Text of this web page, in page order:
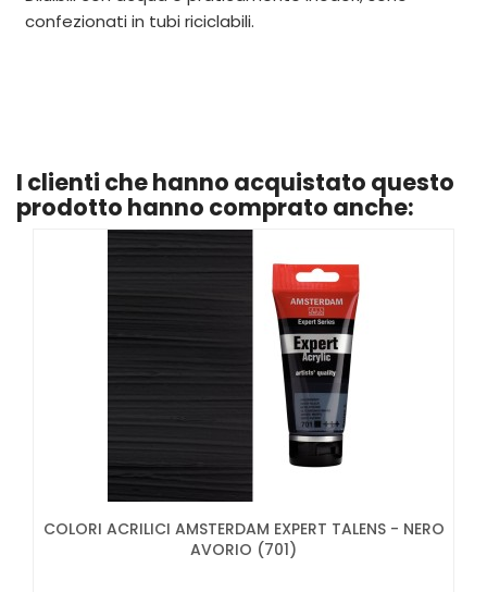
confezionati in tubi riciclabili.
I clienti che hanno acquistato questo
prodotto hanno comprato anche:
COLORI ACRILICI AMSTERDAM EXPERT TALENS - NERO
AVORIO (701)